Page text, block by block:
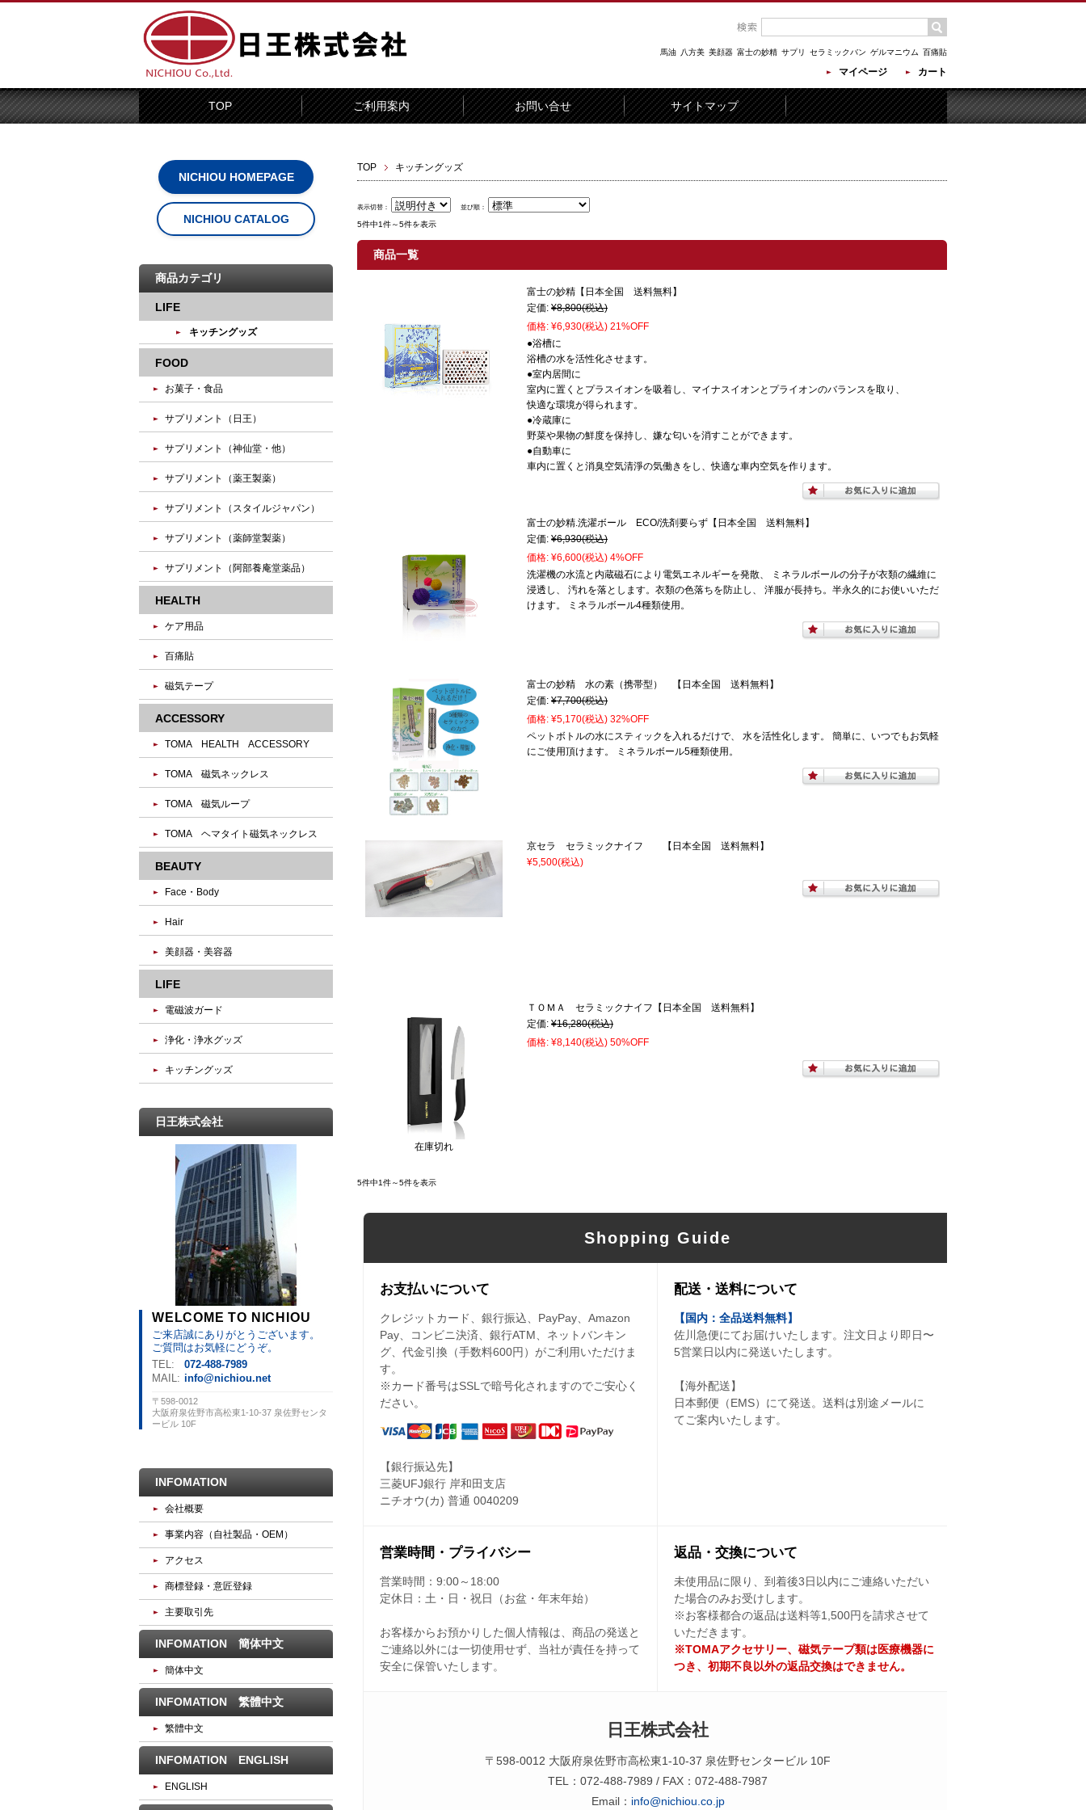
馬油 八方美 美顔器 富士の妙精 サプリ セラミックバン ゲルマニウム 百痛貼
マイページ カート
TOP ご利用案内 お問い合せ サイトマップ
TOP キッチングッズ
表示切替： 並び順：
5件中1件～5件を表示
商品一覧
富士の妙精【日本全国 送料無料】
定価: ¥8,800(税込)
価格: ¥6,930(税込) 21%OFF
●浴槽に
浴槽の水を活性化させます。
●室内居間に
室内に置くとプラスイオンを吸着し、マイナスイオンとプライオンのバランスを取り、
快適な環境が得られます。
●冷蔵庫に
野菜や果物の鮮度を保持し、嫌な匂いを消すことができます。
●自動車に
車内に置くと消臭空気清淨の気働きをし、快適な車内空気を作ります。
富士の妙精.洗濯ボール ECO/洗剤要らず【日本全国 送料無料】
定価: ¥6,930(税込)
価格: ¥6,600(税込) 4%OFF
洗濯機の水流と内蔵磁石により電気エネルギーを発散、 ミネラルボールの分子が衣類の繊維に
浸透し、 汚れを落とします。衣類の色落ちを防止し、 洋服が長持ち。半永久的にお使いいただ
けます。 ミネラルボール4種類使用。
富士の妙精 水の素（携帯型） 【日本全国 送料無料】
定価: ¥7,700(税込)
価格: ¥5,170(税込) 32%OFF
ペットボトルの水にスティックを入れるだけで、 水を活性化します。 簡単に、いつでもお気軽
にご使用頂けます。 ミネラルボール5種類使用。
京セラ セラミックナイフ 【日本全国 送料無料】
¥5,500(税込)
在庫切れ
ＴＯＭＡ セラミックナイフ【日本全国 送料無料】
定価: ¥16,280(税込)
価格: ¥8,140(税込) 50%OFF
5件中1件～5件を表示
Shopping Guide
お支払いについて
クレジットカード、銀行振込、PayPay、Amazon
Pay、コンビニ決済、銀行ATM、ネットバンキン
グ、代金引換（手数料600円）がご利用いただけま
す。
※カード番号はSSLで暗号化されますのでご安心く
ださい。
【銀行振込先】
三菱UFJ銀行 岸和田支店
ニチオウ(カ) 普通 0040209
配送・送料について
【国内：全品送料無料】
佐川急便にてお届けいたします。注文日より即日〜
5営業日以内に発送いたします。
【海外配送】
日本郵便（EMS）にて発送。送料は別途メールに
てご案内いたします。
営業時間・プライバシー
営業時間： 9:00～18:00
定休日： 土・日・祝日（お盆・年末年始）
お客様からお預かりした個人情報は、商品の発送と
ご連絡以外には一切使用せず、当社が責任を持って
安全に保管いたします。
返品・交換について
未使用品に限り、到着後3日以内にご連絡いただい
た場合のみお受けします。
※お客様都合の返品は送料等1,500円を請求させて
いただきます。
※TOMAアクセサリー、磁気テープ類は医療機器に
つき、初期不良以外の返品交換はできません。
日王株式会社
〒598-0012 大阪府泉佐野市高松東1-10-37 泉佐野センタービル 10F
TEL：072-488-7989 / FAX：072-488-7987
Email： info@nichiou.co.jp
NICHIOU HOMEPAGE
NICHIOU CATALOG
商品カテゴリ
LIFE
キッチングッズ
FOOD
お菓子・食品
サプリメント（日王）
サプリメント（神仙堂・他）
サプリメント（薬王製薬）
サプリメント（スタイルジャパン）
サプリメント（薬師堂製薬）
サプリメント（阿部養庵堂薬品）
HEALTH
ケア用品
百痛貼
磁気テープ
ACCESSORY
TOMA HEALTH ACCESSORY
TOMA 磁気ネックレス
TOMA 磁気ループ
TOMA ヘマタイト磁気ネックレス
BEAUTY
Face・Body
Hair
美顔器・美容器
LIFE
電磁波ガード
浄化・浄水グッズ
キッチングッズ
日王株式会社
WELCOME TO NICHIOU
ご来店誠にありがとうございます。
ご質問はお気軽にどうぞ。
TEL:
072-488-7989
MAIL: info@nichiou.net
〒598-0012
大阪府泉佐野市高松東1-10-37 泉佐野センタ
ービル 10F
INFOMATION
会社概要
事業内容（自社製品・OEM）
アクセス
商標登録・意匠登録
主要取引先
INFOMATION 簡体中文
簡体中文
INFOMATION 繁體中文
繁體中文
INFOMATION ENGLISH
ENGLISH